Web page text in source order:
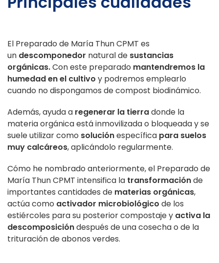
El Preparado de María Thun CPMT es
un descomponedor natural de sustancias
orgánicas.Con este preparado mantendremos la
humedad en el cultivo y podremos emplearlo
cuando no dispongamos de compost biodinámico.
Además, ayuda a regenerar la tierradonde la
materia orgánica está inmovilizada o bloqueada y se
suele utilizar como soluciónespecífica para suelos
muy calcáreos, aplicándolo regularmente.
Cómo he nombrado anteriormente, el Preparado de
María Thun CPMT intensifica la transformaciónde
importantes cantidades de materias orgánicas,
actúa como activador microbiológico de los
estiércoles para su posterior compostaje y activa la
descomposicióndespués de una cosecha o de la
trituración de abonos verdes.